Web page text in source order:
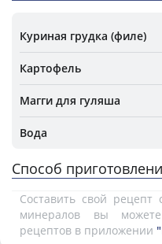
Куриная грудка (филе)
Картофель
Магги для гуляша
Вода
Способ
Составить свой
минералов вы
рецептов в приложении